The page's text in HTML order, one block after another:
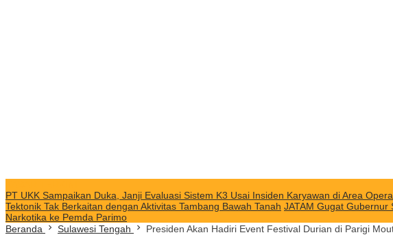
PT UKK Sampaikan Duka, Janji Evaluasi Sistem K3 Usai Insiden Karyawan di Area
Tektonik Tak Berkaitan dengan Aktivitas Tambang Bawah Tanah JATAM Gugat Gubernur
Narkotika ke Pemda Parimo
Beranda
Sulawesi Tengah Presiden Akan Hadiri Event Festival Durian di Parigi